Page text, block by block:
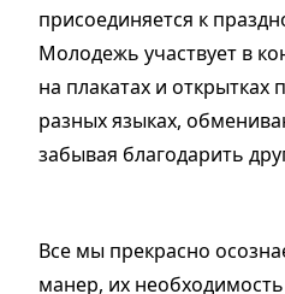
присоединяется к
Молодежь участвует в
на плакатах и открытках
разных языках,
забывая благодарить
Все мы прекрасно
манер, их